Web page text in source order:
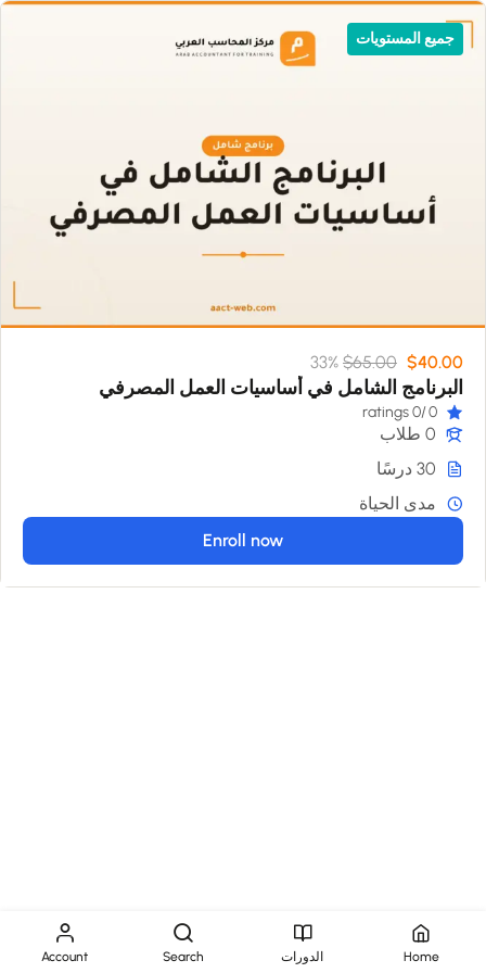
جميع المستويات
$65.00 $40.00
33%
البرنامج الشامل في أساسيات العمل المصرفي
0
/0 ratings
0 طلاب
30 درسًا
مدى الحياة
Enroll now
Home الدورات Search
Account